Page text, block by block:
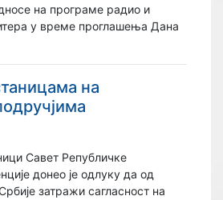
на програме радио и
у време проглашења Дана
на
Савет Републичке
донео је одлуку да од
затражи сагласност на